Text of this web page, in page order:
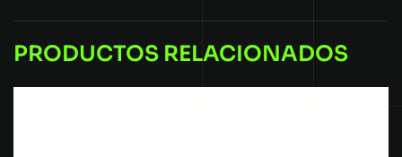
PRODUCTOS RELACIONADOS